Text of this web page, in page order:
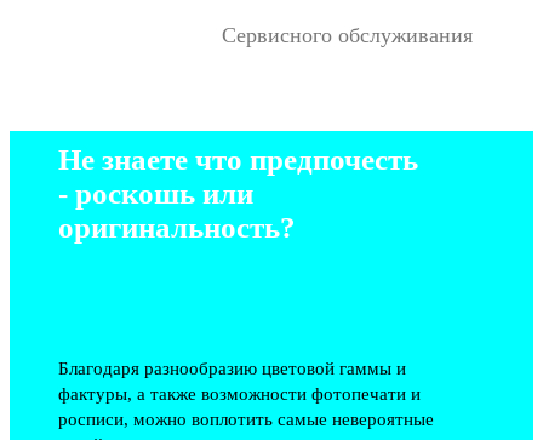
Сервисного обслуживания
Не знаете что предпочесть
- роскошь или
оригинальность?
Благодаря разнообразию цветовой гаммы и
фактуры, а также возможности фотопечати и
росписи, можно воплотить самые невероятные